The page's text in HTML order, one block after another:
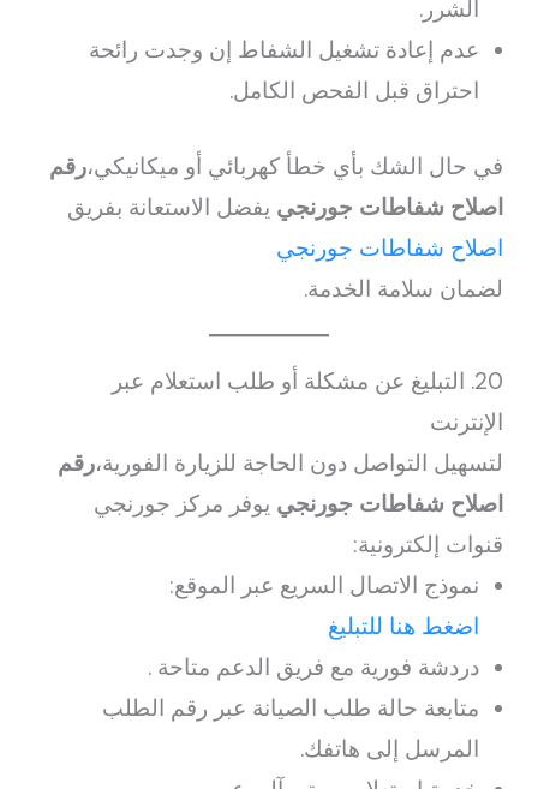
الشرر.
عدم إعادة تشغيل الشفاط إن وجدت رائحة
احتراق قبل الفحص الكامل.
في حال الشك بأي خطأ كهربائي أو ميكانيكي،رقم
اصلاح شفاطات جورنجي يفضل الاستعانة بفريق
اصلاح شفاطات جورنجي
لضمان سلامة الخدمة.
20. التبليغ عن مشكلة أو طلب استعلام عبر
الإنترنت
لتسهيل التواصل دون الحاجة للزيارة الفورية،رقم
اصلاح شفاطات جورنجي يوفر مركز جورنجي
قنوات إلكترونية:
نموذج الاتصال السريع عبر الموقع:
اضغط هنا للتبليغ
دردشة فورية مع فريق الدعم متاحة .
متابعة حالة طلب الصيانة عبر رقم الطلب
المرسل إلى هاتفك.